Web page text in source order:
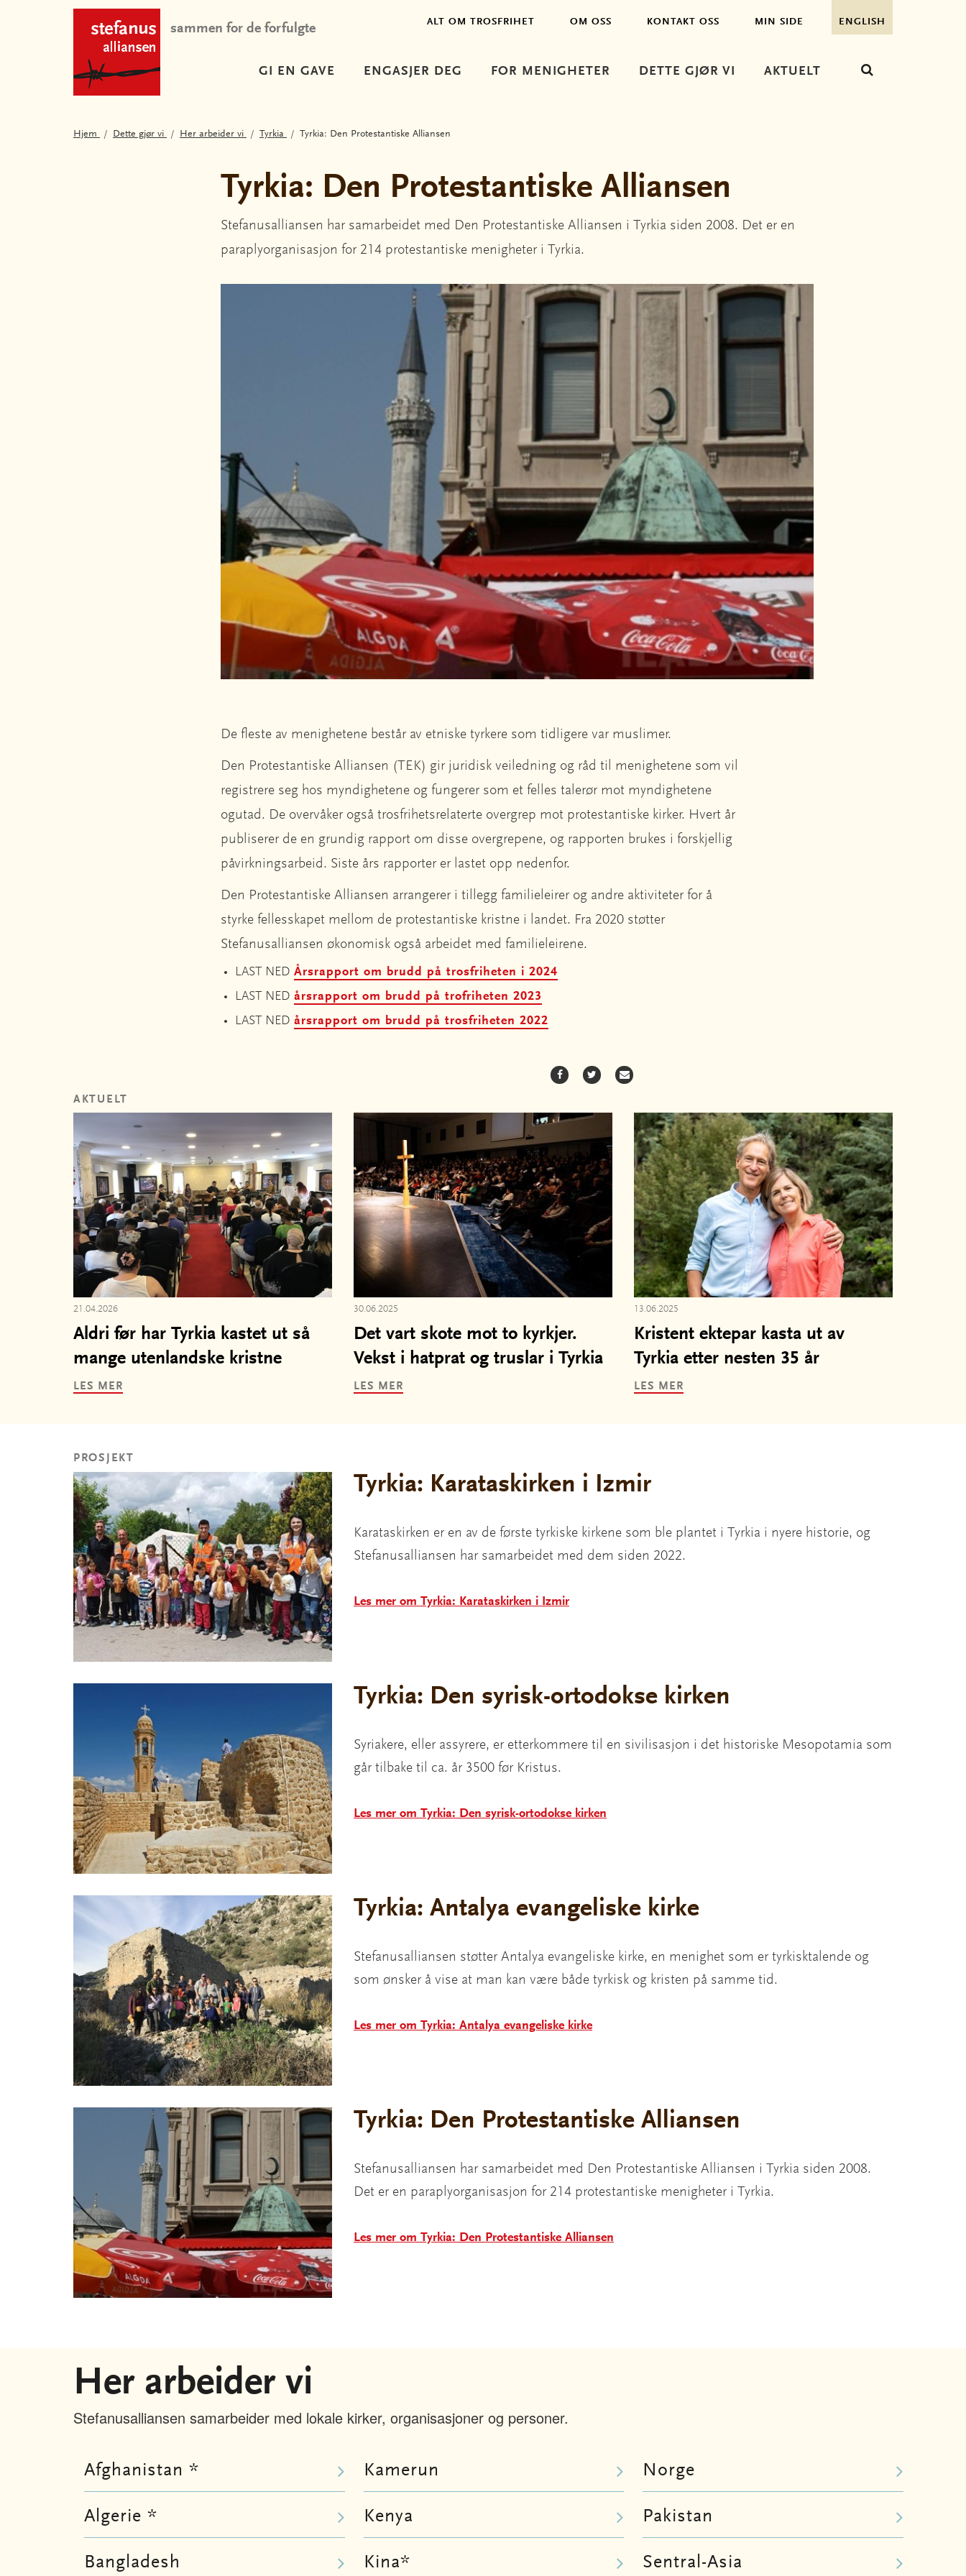
sammen for de forfulgte
GI EN GAVE ENGASJER DEG FOR MENIGHETER DETTE GJØR VI AKTUELT
ALT OM TROSFRIHET OM OSS KONTAKT OSS MIN SIDE ENGLISH
Hjem Dette gjør vi Her arbeider vi Tyrkia Tyrkia: Den Protestantiske Alliansen
Tyrkia: Den Protestantiske Alliansen
Stefanusalliansen har samarbeidet med Den Protestantiske Alliansen i Tyrkia siden 2008. Det er en
paraplyorganisasjon for 214 protestantiske menigheter i Tyrkia.
De fleste av menighetene består av etniske tyrkere som tidligere var muslimer.
Den Protestantiske Alliansen (TEK) gir juridisk veiledning og råd til menighetene som vil
registrere seg hos myndighetene og fungerer som et felles talerør mot myndighetene
ogutad. De overvåker også trosfrihetsrelaterte overgrep mot protestantiske kirker. Hvert år
publiserer de en grundig rapport om disse overgrepene, og rapporten brukes i forskjellig
påvirkningsarbeid. Siste års rapporter er lastet opp nedenfor.
Den Protestantiske Alliansen arrangerer i tillegg familieleirer og andre aktiviteter for å
styrke fellesskapet mellom de protestantiske kristne i landet. Fra 2020 støtter
Stefanusalliansen økonomisk også arbeidet med familieleirene.
LAST NED Årsrapport om brudd på trosfriheten i 2024
LAST NED årsrapport om brudd på trofriheten 2023
LAST NED årsrapport om brudd på trosfriheten 2022
AKTUELT
21.04.2026
Aldri før har Tyrkia kastet ut så
mange utenlandske kristne
LES MER
30.06.2025
Det vart skote mot to kyrkjer.
Vekst i hatprat og truslar i Tyrkia
LES MER
13.06.2025
Kristent ektepar kasta ut av
Tyrkia etter nesten 35 år
LES MER
PROSJEKT
Tyrkia: Karataskirken i Izmir
Karataskirken er en av de første tyrkiske kirkene som ble plantet i Tyrkia i nyere historie, og
Stefanusalliansen har samarbeidet med dem siden 2022.
Les mer om Tyrkia: Karataskirken i Izmir
Tyrkia: Den syrisk-ortodokse kirken
Syriakere, eller assyrere, er etterkommere til en sivilisasjon i det historiske Mesopotamia som
går tilbake til ca. år 3500 før Kristus.
Les mer om Tyrkia: Den syrisk-ortodokse kirken
Tyrkia: Antalya evangeliske kirke
Stefanusalliansen støtter Antalya evangeliske kirke, en menighet som er tyrkisktalende og
som ønsker å vise at man kan være både tyrkisk og kristen på samme tid.
Les mer om Tyrkia: Antalya evangeliske kirke
Tyrkia: Den Protestantiske Alliansen
Stefanusalliansen har samarbeidet med Den Protestantiske Alliansen i Tyrkia siden 2008.
Det er en paraplyorganisasjon for 214 protestantiske menigheter i Tyrkia.
Les mer om Tyrkia: Den Protestantiske Alliansen
Her arbeider vi
Stefanusalliansen samarbeider med lokale kirker, organisasjoner og personer.
Afghanistan *
Algerie *
Bangladesh
Kamerun
Kenya
Kina*
Norge
Pakistan
Sentral-Asia